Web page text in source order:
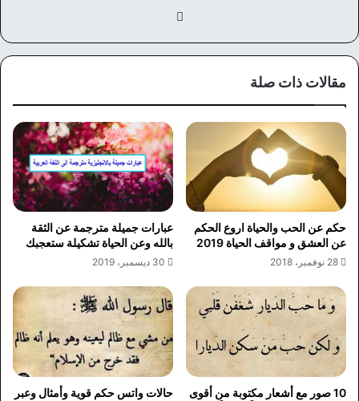
وك
مقالات ذات صلة
حكم عن الحب والحياة اروع الحكم
عن العشق و مواقف الحياة 2019
28 نوفمبر، 2018
عبارات جميلة مترجمة عن الثقة
بالله وعن الحياة تشكيلة ستعجبك
30 ديسمبر، 2019
10 صور مع أشعار مكتوبة من أقوى
حالات واتس حكم قوية وأمثال وعبر